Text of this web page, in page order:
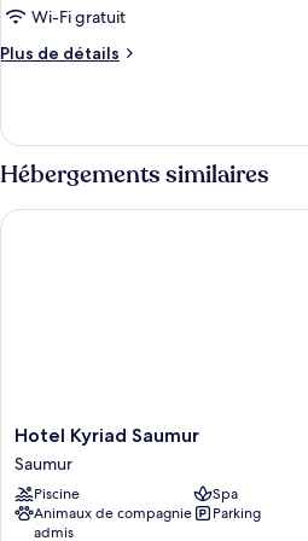
Nonsmoking
pour
ce
chambre :
Queen
Beds,
Wi-Fi gratuit
Plus de détails
Plus
le
type
de
chambre
2
Hébergements similaires
Hotel
Kyriad
Saumur
Saumur
Hotel Kyriad Saumur
Saumur
Piscine
Spa
Animaux de compagnie
admis
Parking
Hotel Kyriad Saumur